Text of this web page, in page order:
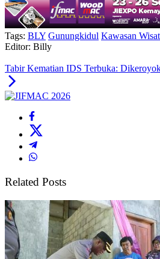
Tags: BLY Gunungkidul Kawasan
Editor: Billy
Tabir Kematian IDS Terbuka:
Related Posts